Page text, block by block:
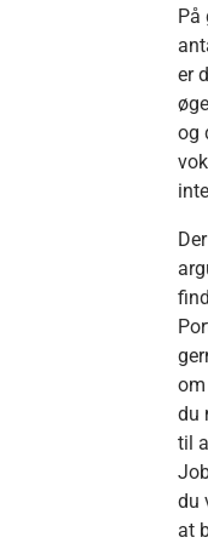
På
er
og
du
til
du
at